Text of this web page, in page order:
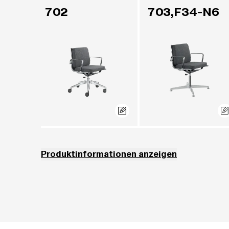
702 703,F34-N6
Produktinformationen anzeigen